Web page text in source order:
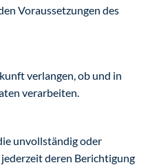
Voraussetzungen des
verlangen, ob und in
verarbeiten.
unvollständig oder
deren Berichtigung